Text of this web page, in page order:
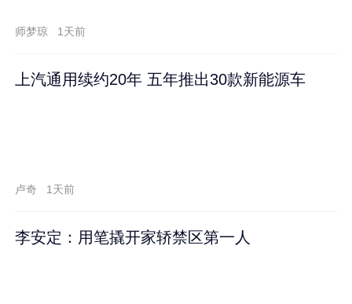
师梦琼 1天前
上汽通用续约20年 五年推出30款新能源车
卢奇 1天前
李安定：用笔撬开家轿禁区第一人